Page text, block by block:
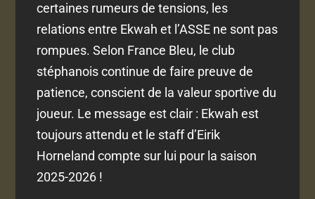
certaines rumeurs de tensions, les
relations entre Ekwah et l’ASSE ne sont pas
rompues. Selon France Bleu, le club
stéphanois continue de faire preuve de
patience, conscient de la valeur sportive du
joueur. Le message est clair : Ekwah est
toujours attendu et le staff d’Eirik
Horneland compte sur lui pour la saison
2025-2026 !